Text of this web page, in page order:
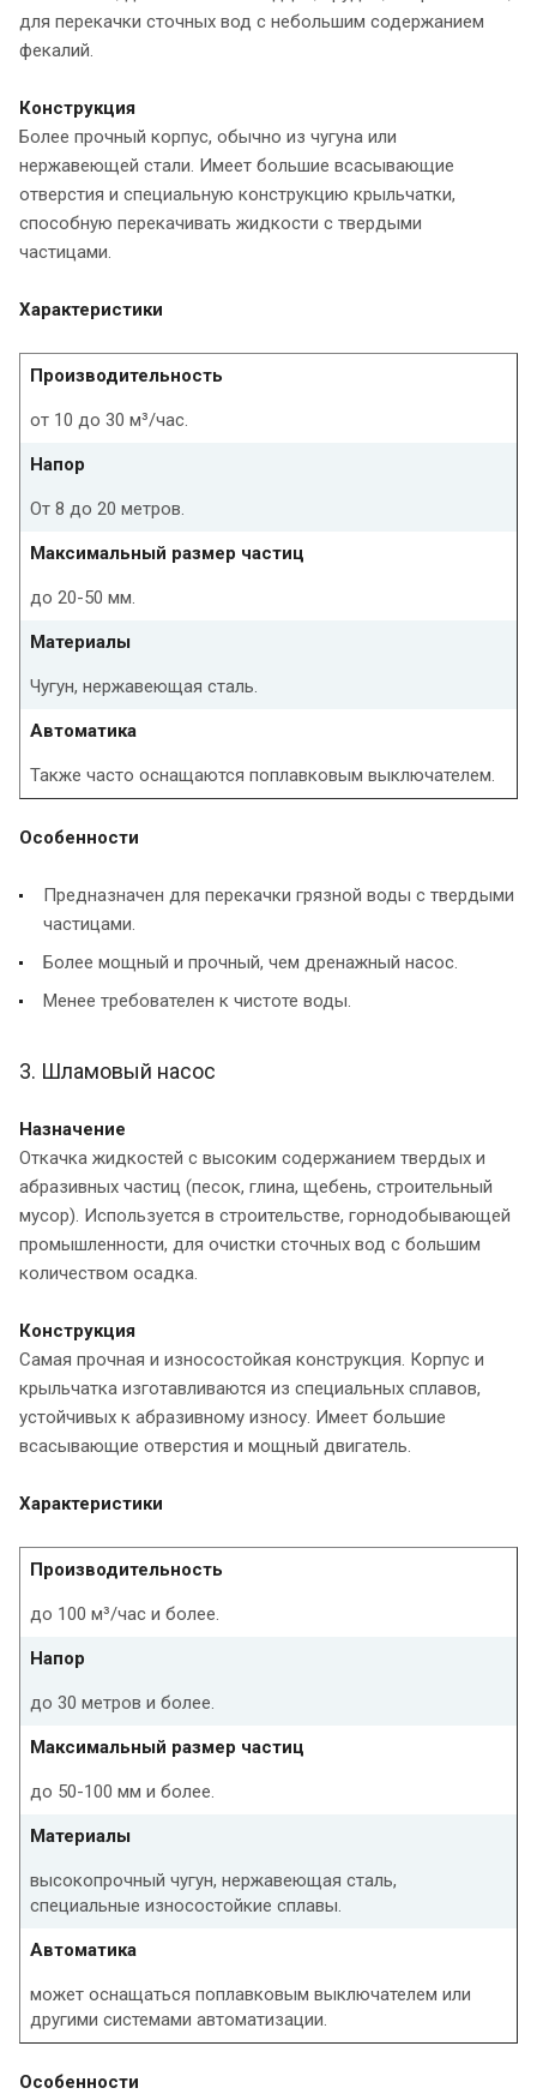
для перекачки сточных вод с небольшим содержанием
фекалий.
Конструкция
Более прочный корпус, обычно из чугуна или
нержавеющей стали. Имеет большие всасывающие
отверстия и специальную конструкцию крыльчатки,
способную перекачивать жидкости с твердыми
частицами.
Характеристики
Производительность
от 10 до 30 м³/час.
Напор
От 8 до 20 метров.
Максимальный размер частиц
до 20-50 мм.
Материалы
Чугун, нержавеющая сталь.
Автоматика
Также часто оснащаются поплавковым выключателем.
Особенности
Предназначен для перекачки грязной воды с твердыми
частицами.
Более мощный и прочный, чем дренажный насос.
Менее требователен к чистоте воды.
3. Шламовый насос
Назначение
Откачка жидкостей с высоким содержанием твердых и
абразивных частиц (песок, глина, щебень, строительный
мусор). Используется в строительстве, горнодобывающей
промышленности, для очистки сточных вод с большим
количеством осадка.
Конструкция
Самая прочная и износостойкая конструкция. Корпус и
крыльчатка изготавливаются из специальных сплавов,
устойчивых к абразивному износу. Имеет большие
всасывающие отверстия и мощный двигатель.
Характеристики
Производительность
до 100 м³/час и более.
Напор
до 30 метров и более.
Максимальный размер частиц
до 50-100 мм и более.
Материалы
высокопрочный чугун, нержавеющая сталь,
специальные износостойкие сплавы.
Автоматика
может оснащаться поплавковым выключателем или
другими системами автоматизации.
Особенности